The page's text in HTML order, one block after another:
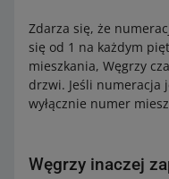
Zdarza się, że
się od 1 na każdym
mieszkania, Węgrzy
drzwi. Jeśli numeracja
wyłącznie numer
Węgrzy inaczej